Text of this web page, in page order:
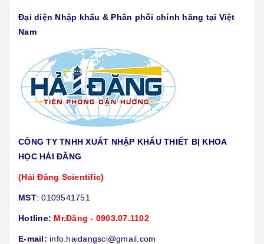
Đại diện Nhập khẩu & Phân phối chính hãng tại Việt
Nam
CÔNG TY TNHH XUẤT NHẬP KHẨU THIẾT BỊ KHOA
HỌC HẢI ĐĂNG
(Hải Đăng Scientific)
MST: 0109541751
Hotline: Mr.Đăng - 0903.07.1102
E-mail: info.haidangsci@gmail.com